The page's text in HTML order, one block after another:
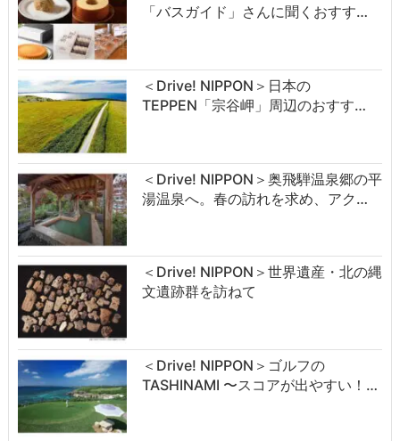
「バスガイド」さんに聞くおすす…
＜Drive! NIPPON＞日本の
TEPPEN「宗谷岬」周辺のおすす…
＜Drive! NIPPON＞奥飛騨温泉郷の平
湯温泉へ。春の訪れを求め、アク…
＜Drive! NIPPON＞世界遺産・北の縄
文遺跡群を訪ねて
＜Drive! NIPPON＞ゴルフの
TASHINAMI 〜スコアが出やすい！…